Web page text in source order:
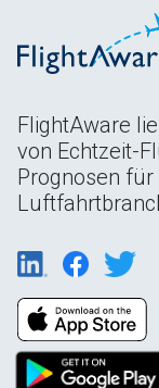
FlightAware
von Echtzeit-
Prognosen